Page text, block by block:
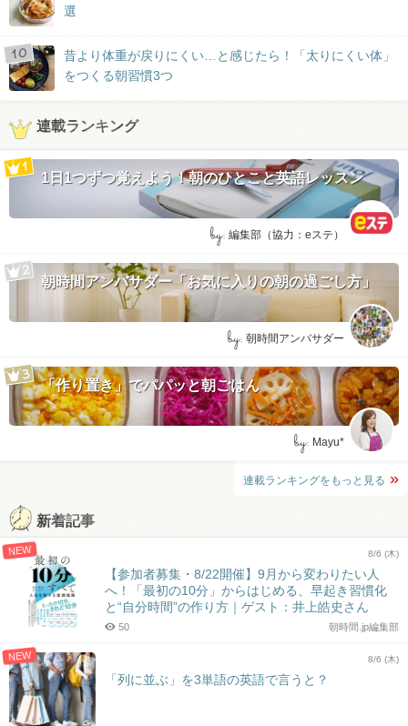
選
昔より体重が戻りにくい…と感じたら！「太りにくい体」
をつくる朝習慣3つ
連載ランキング
1日1つずつ覚えよう！朝のひとこと英語レッスン
by: 編集部（協力：eステ）
朝時間アンバサダー「お気に入りの朝の過ごし方」
by: 朝時間アンバサダー
「作り置き」でパパッと朝ごはん
by: Mayu*
連載ランキングをもっと見る
新着記事
NEW 8/6 (木)
【参加者募集・8/22開催】9月から変わりたい人
へ！「最初の10分」からはじめる、早起き習慣化
と“自分時間”の作り方｜ゲスト：井上皓史さん
朝時間.jp編集部
50
NEW 8/6 (木)
「列に並ぶ」を3単語の英語で言うと？